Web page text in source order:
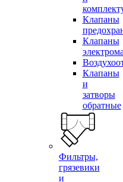
Клапаны
Клапаны
Клапаны
и
затворы
обратные
Фильтры,
грязевики
и